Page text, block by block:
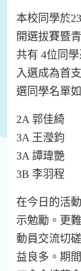
本校同學於
開選拔賽暨
共有 4位同
入選成為首
選同學名單如
2A 郭佳綺
3A 王瀅鈞
3A 譚瑋艷
3B 李羽程
在今日的活
示勉勵。更
動員交流切
益良多。期